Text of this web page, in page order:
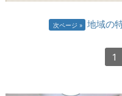
次ページ 地域の
1